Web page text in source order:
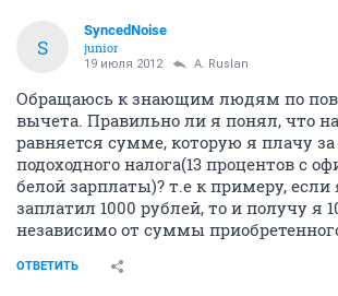
S
SyncedNoise
junior
19 июля 2012 A. Ruslan
Обращаюсь к знающим людям по
вычета. Правильно ли я понял, что
равняется сумме, которую я плачу за
подоходного налога(13 процентов с
белой зарплаты)? т.е к примеру, если
заплатил 1000 рублей, то и получу я
независимо от суммы
ОТВЕТИТЬ